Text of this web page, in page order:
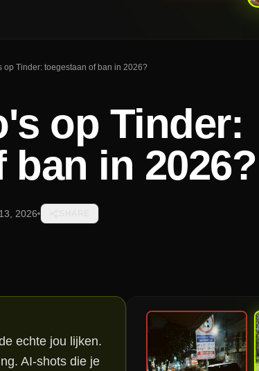
op Tinder: toegestaan of ban in 2026?
op Tinder:
in 2026?
2026
echte jou lijken.
AI-shots die je